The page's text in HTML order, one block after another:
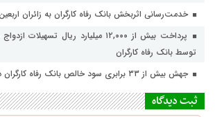
خدمت‌رسانی اثربخش بانک رفاه کارگران به زائران
پرداخت بیش از ۱۲,۰۰۰ میلیارد ریال
توسط بانک رفاه کارگران
جهش بیش از ۳۳ برابری سود خالص بانک رفاه کارگران در بهار ۱۴۰۵
ثبت دیدگاه